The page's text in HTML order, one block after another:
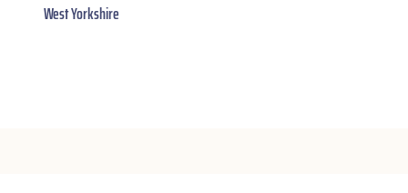
West Yorkshire